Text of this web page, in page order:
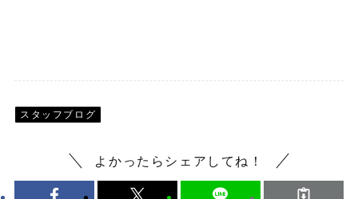
スタッフブログ
よかったらシェアしてね！